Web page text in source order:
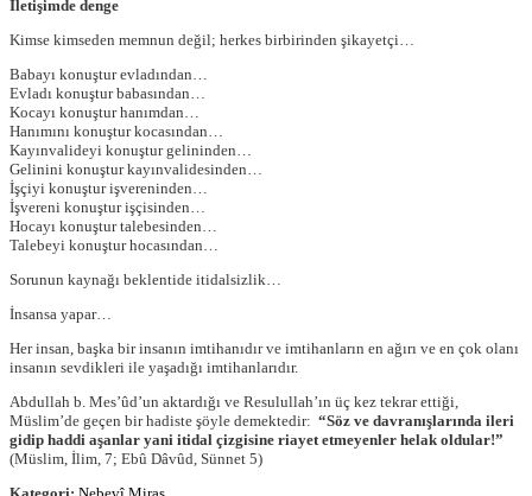
İletişimde denge
Kimse kimseden memnun değil; herkes birbirinden şikayetçi…
Babayı konuştur evladından…
Evladı konuştur babasından…
Kocayı konuştur hanımdan…
Hanımını konuştur kocasından…
Kayınvalideyi konuştur gelininden…
Gelinini konuştur kayınvalidesinden…
İşçiyi konuştur işvereninden…
İşvereni konuştur işçisinden…
Hocayı konuştur talebesinden…
Talebeyi konuştur hocasından…
Sorunun kaynağı beklentide itidalsizlik…
İnsansa yapar…
Her insan, başka bir insanın imtihanıdır ve imtihanların en ağırı ve en çok olanı
insanın sevdikleri ile yaşadığı imtihanlarıdır.
Abdullah b. Mes’ûd’un aktardığı ve Resulullah’ın üç kez tekrar ettiği,
Müslim’de geçen bir hadiste şöyle demektedir: “Söz ve davranışlarında ileri
gidip haddi aşanlar yani itidal çizgisine riayet etmeyenler helak oldular!”
(Müslim, İlim, 7; Ebû Dâvûd, Sünnet 5)